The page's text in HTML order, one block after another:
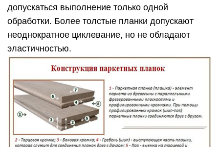
допускаться выполнение только одной
обработки. Более толстые планки допускают
неоднократное циклевание, но не обладают
эластичностью.